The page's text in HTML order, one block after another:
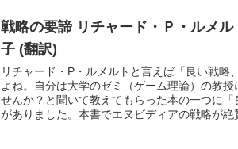
戦略の要諦 リチャード・Ｐ・ルメ
子 (翻訳)
リチャード・P・ルメルトと言えば「良い戦略
よね。自分は大学のゼミ（ゲーム理論）の教授
せんか？と聞いて教えてもらった本の一つに「
がありました。本書でエヌビディアの戦略が絶